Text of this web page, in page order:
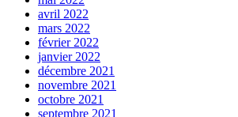
avril 2022
mars 2022
février 2022
janvier 2022
décembre 2021
novembre 2021
octobre 2021
septembre 2021